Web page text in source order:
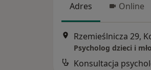
Adres
Online
Rzemieślnicza 29,
Psycholog dzieci i
Konsultacja